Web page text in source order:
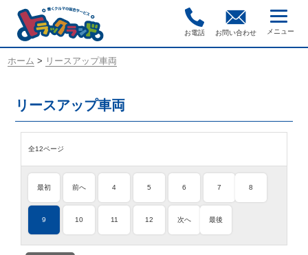
お電話 お問い合わせ
ホーム > リースアップ車両
リースアップ車両
全12ページ
最初 前へ 4 5 6 7 8
9 10 11 12 次へ 最後